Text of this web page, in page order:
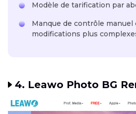
Modèle de tarification par
Manque de contrôle manuel
modifications plus
4. Leawo Photo BG